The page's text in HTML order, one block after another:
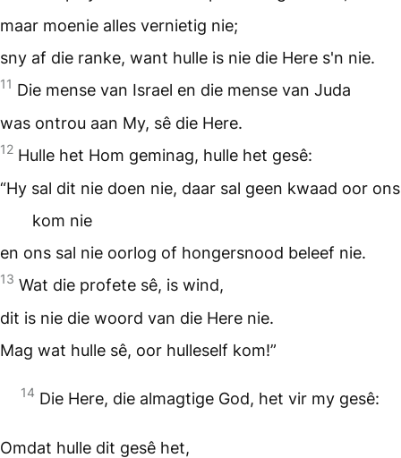
maar moenie alles vernietig nie;
sny af die ranke, want hulle is nie die Here s'n nie.
11 Die mense van Israel en die mense van Juda
was ontrou aan My, sê die Here.
12 Hulle het Hom geminag, hulle het gesê:
“Hy sal dit nie doen nie, daar sal geen kwaad oor ons
kom nie
en ons sal nie oorlog of hongersnood beleef nie.
13 Wat die profete sê, is wind,
dit is nie die woord van die Here nie.
Mag wat hulle sê, oor hulleself kom!”
14 Die Here, die almagtige God, het vir my gesê:
Omdat hulle dit gesê het,